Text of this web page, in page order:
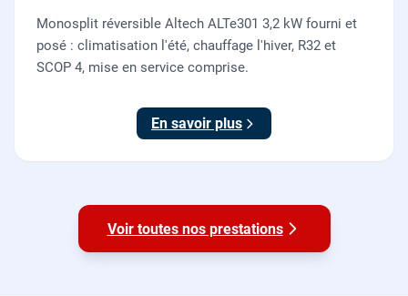
Monosplit réversible Altech ALTe301 3,2 kW fourni et
posé : climatisation l'été, chauffage l'hiver, R32 et
SCOP 4, mise en service comprise.
En savoir plus
Voir toutes nos prestations